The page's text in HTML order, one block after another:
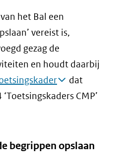
andere
het Bal een
vereist is,
gezag de
en houdt daarbij
dat
CMP’
begrippen opslaan